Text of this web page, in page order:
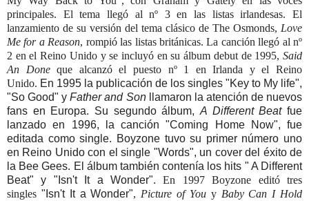
principales. El tema llegó al nº 3 en las listas irlandesas. El
lanzamiento de su versión del tema clásico de The Osmonds, Love
Me for a Reason, rompió las listas británicas. La canción llegó al nº
2 en el Reino Unido y se incluyó en su álbum debut de 1995, Said
An Doneque alcanzó el puesto nº 1 en Irlanda y el Reino
Unido. En 1995 la publicación de los singles "Key to My life",
"So Good" yFather and Sonllamaron la atención de nuevos
fans en Europa. Su segundo álbum, A Different Beat fue
lanzado en 1996, la canción "Coming Home Now", fue
editada como single. Boyzone tuvo su primer número uno
en Reino Unido con el single "Words", un cover del éxito de
la Bee Gees. El álbum también contenía los hits " A Different
Beat" y "Isn't It a Wonder".En 1997 Boyzone editó tres
singles "Isn't It a Wonder", Picture of Youy Baby Can I Hold